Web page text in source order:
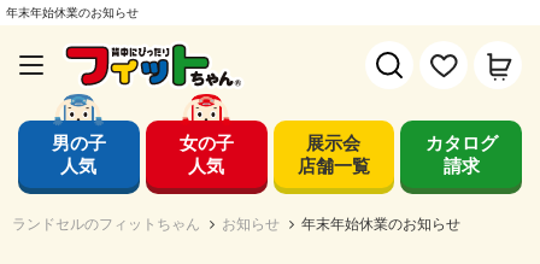
年末年始休業のお知らせ
男の子
人気
女の子
人気
展示会
店舗一覧
カタログ
請求
ランドセルのフィットちゃん お知らせ 年末年始休業のお知らせ